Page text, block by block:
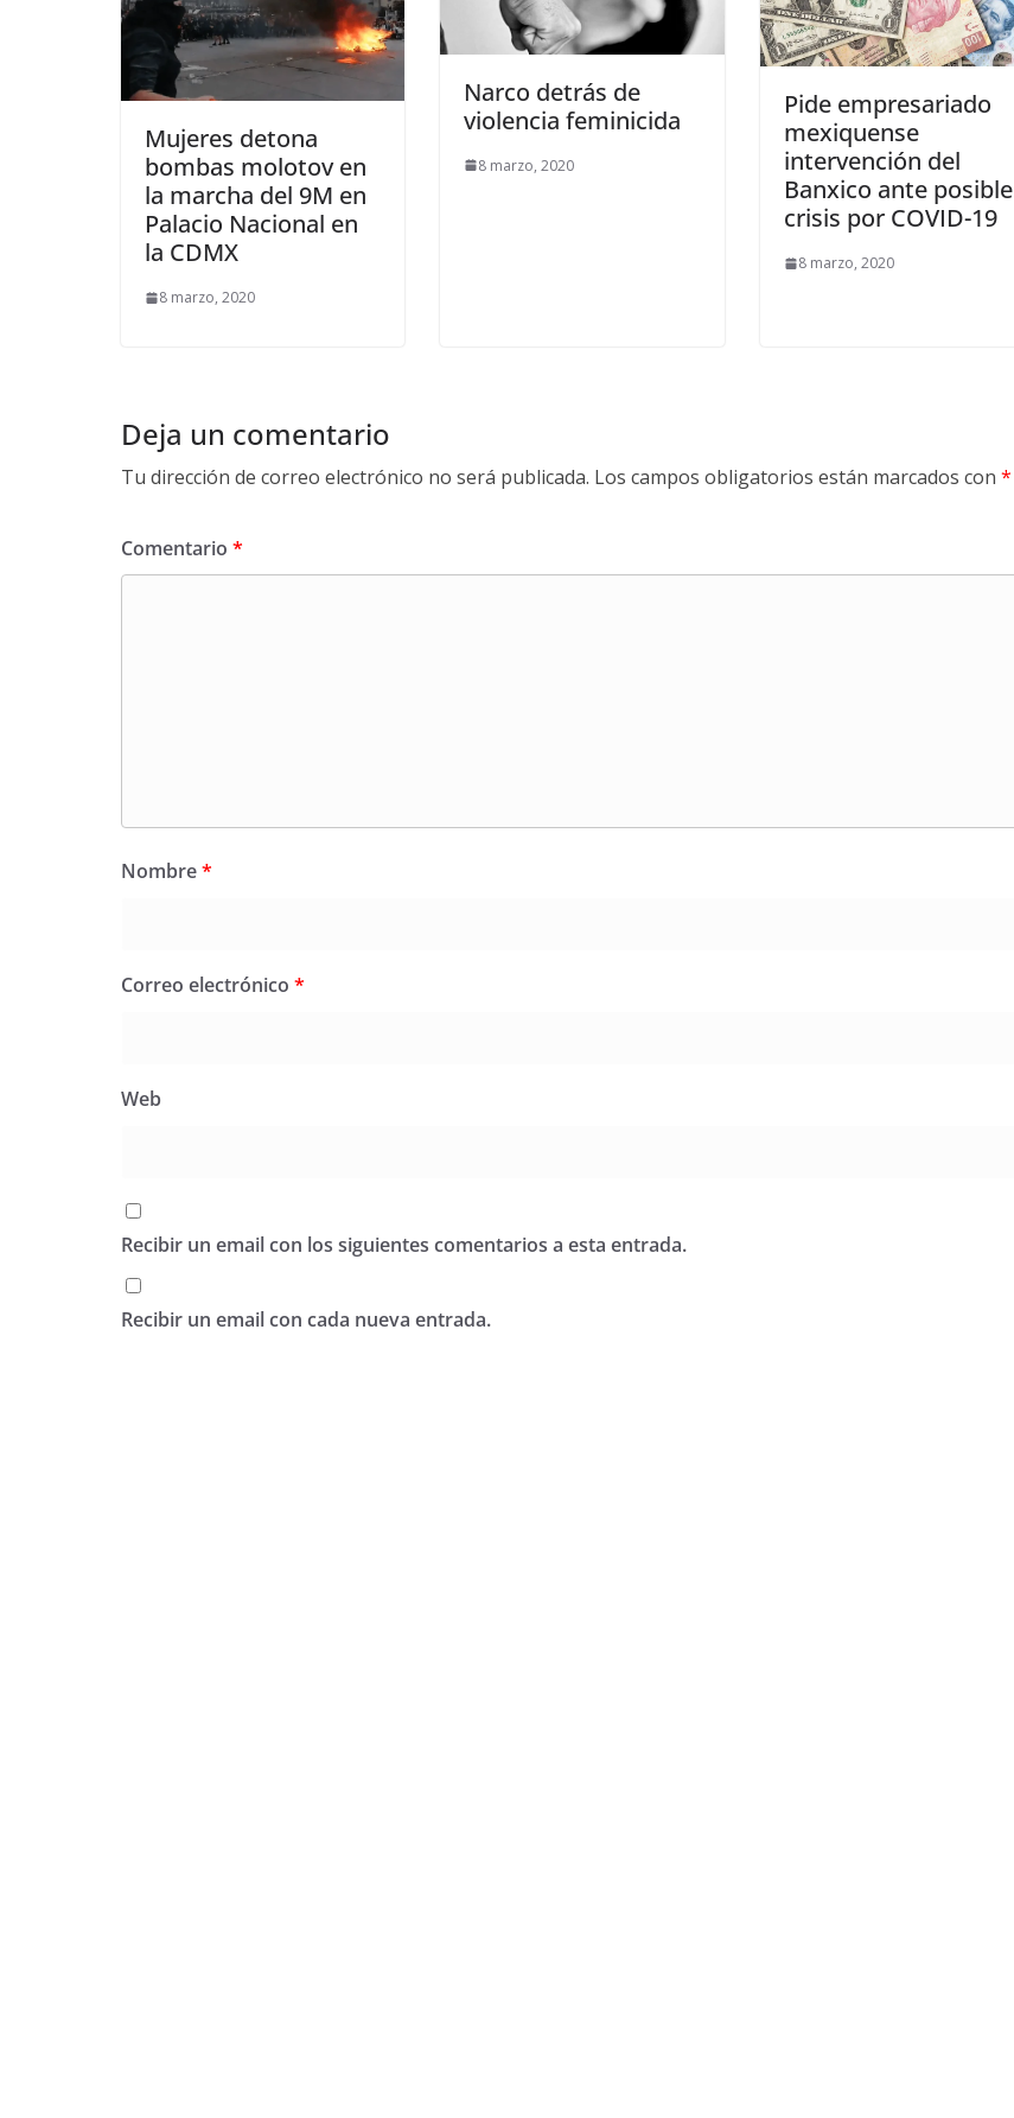
Mujeres detona
bombas molotov en
la marcha del 9M en
Palacio Nacional en
la CDMX
8 marzo, 2020
Narco detrás de
violencia feminicida
8 marzo, 2020
Pide empresariado
mexiquense
intervención del
Banxico ante posible
crisis por COVID-19
8 marzo, 2020
Deja un comentario
Tu dirección de correo electrónico no será publicada. Los campos obligatorios están marcados con *
Comentario *
Nombre*
Correo electrónico *
Web
Recibir un email con los siguientes comentarios a esta entrada.
Recibir un email con cada nueva entrada.